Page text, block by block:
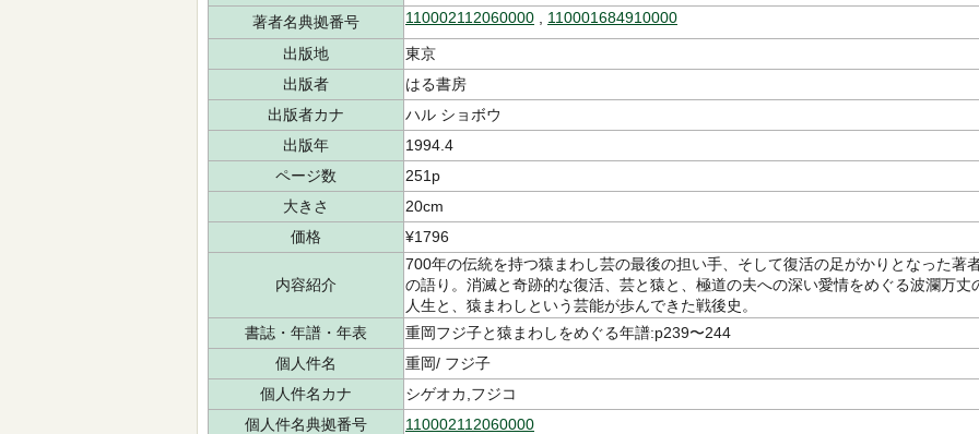
著者名典拠番号
110002112060000 110001684910000
出版地
東京
出版者
はる書房
出版者カナ
ハル ショボウ
出版年
1994.4
ページ数
251p
大きさ
20cm
価格
¥1796
内容紹介
700年の伝統を持つ猿まわし芸の最後の担い手、そして復活の足がかりとなった著
の語り。消滅と奇跡的な復活、芸と猿と、極道の夫への深い愛情をめぐる波瀾万丈
人生と、猿まわしという芸能が歩んできた戦後史。
書誌・年譜・年表
重岡フジ子と猿まわしをめぐる年譜:p239〜244
個人件名
重岡/ フジ子
個人件名カナ
シゲオカ,フジコ
個人件名典拠番号
110002112060000